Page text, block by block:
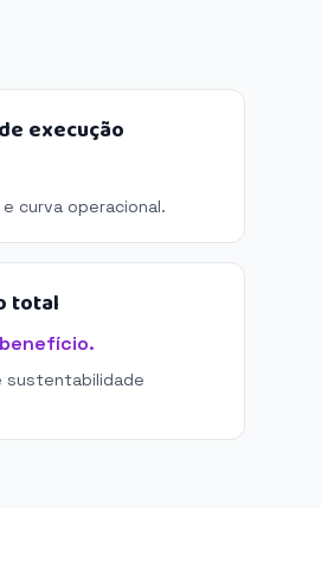
execução
curva operacional.
total
sustentabilidade